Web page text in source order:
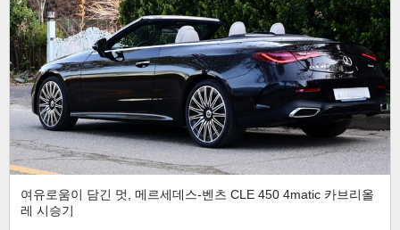
여유로움이 담긴 멋, 메르세데스-벤츠 CLE 450 4matic 카브리올
레 시승기